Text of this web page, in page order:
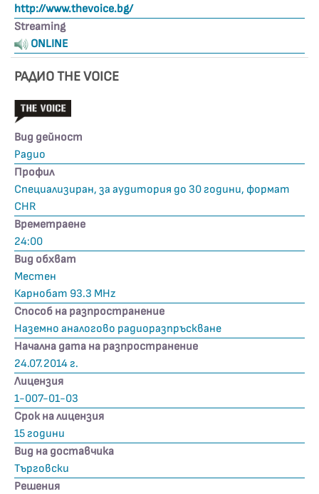
http://www.thevoice.bg/
Streaming
ONLINE
РАДИО THE VOICE
Вид дейност
Радио
Профил
Специализиран, за аудитория до 30 години, формат
CHR
Времетраене
24:00
Вид обхват
Местен
Карнобат 93.3 MHz
Способ на разпространение
Наземно аналогово радиоразпръскване
Начална дата на разпространение
24.07.2014 г.
Лицензия
1-007-01-03
Срок на лицензия
15 години
Вид на доставчика
Търговски
Решения